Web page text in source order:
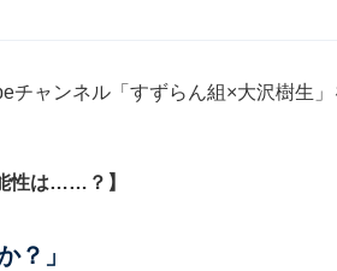
チャンネル「すずらん組×大沢樹生
性は……？】
？」